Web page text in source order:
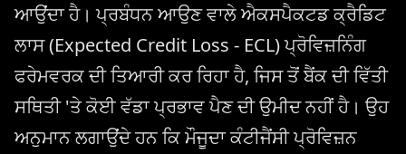
ਆਉਂਦਾ ਹੈ। ਪ੍ਰਬੰਧਨ ਆਉਣ ਵਾਲੇ ਐਕਸਪੈਕਟਡ ਕ੍ਰੈਡਿਟ
ਲਾਸ (Expected Credit Loss - ECL) ਪ੍ਰੋਵਿਜ਼ਨਿੰਗ
ਫਰੇਮਵਰਕ ਦੀ ਤਿਆਰੀ ਕਰ ਰਿਹਾ ਹੈ, ਜਿਸ ਤੋਂ ਬੈਂਕ ਦੀ ਵਿੱਤੀ
ਸਥਿਤੀ 'ਤੇ ਕੋਈ ਵੱਡਾ ਪ੍ਰਭਾਵ ਪੈਣ ਦੀ ਉਮੀਦ ਨਹੀਂ ਹੈ। ਉਹ
ਅਨੁਮਾਨ ਲਗਾਉਂਦੇ ਹਨ ਕਿ ਮੌਜੂਦਾ ਕੰਟੀਜੈਂਸੀ ਪ੍ਰੋਵਿਜ਼ਨ